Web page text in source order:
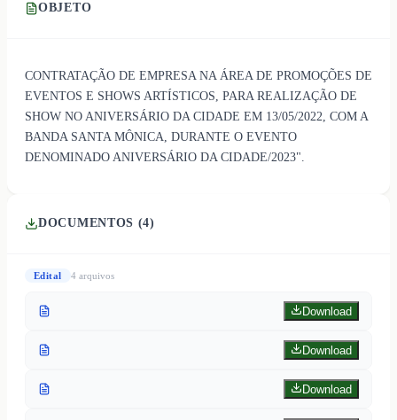
OBJETO
CONTRATAÇÃO DE EMPRESA NA ÁREA DE PROMOÇÕES DE
EVENTOS E SHOWS ARTÍSTICOS, PARA REALIZAÇÃO DE
SHOW NO ANIVERSÁRIO DA CIDADE EM 13/05/2022, COM A
BANDA SANTA MÔNICA, DURANTE O EVENTO
DENOMINADO ANIVERSÁRIO DA CIDADE/2023".
DOCUMENTOS (4)
Edital 4arquivos
Download
Download
Download